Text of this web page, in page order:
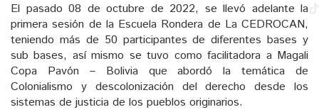
El pasado 08 de octubre de 2022, se llevó adelante la
primera sesión de la Escuela Rondera de La CEDROCAN,
teniendo más de 50 participantes de diferentes bases y
sub bases, así mismo se tuvo como facilitadora a Magali
Copa Pavón – Bolivia que abordó la temática de
Colonialismo y descolonización del derecho desde los
sistemas de justicia de los pueblos originarios.